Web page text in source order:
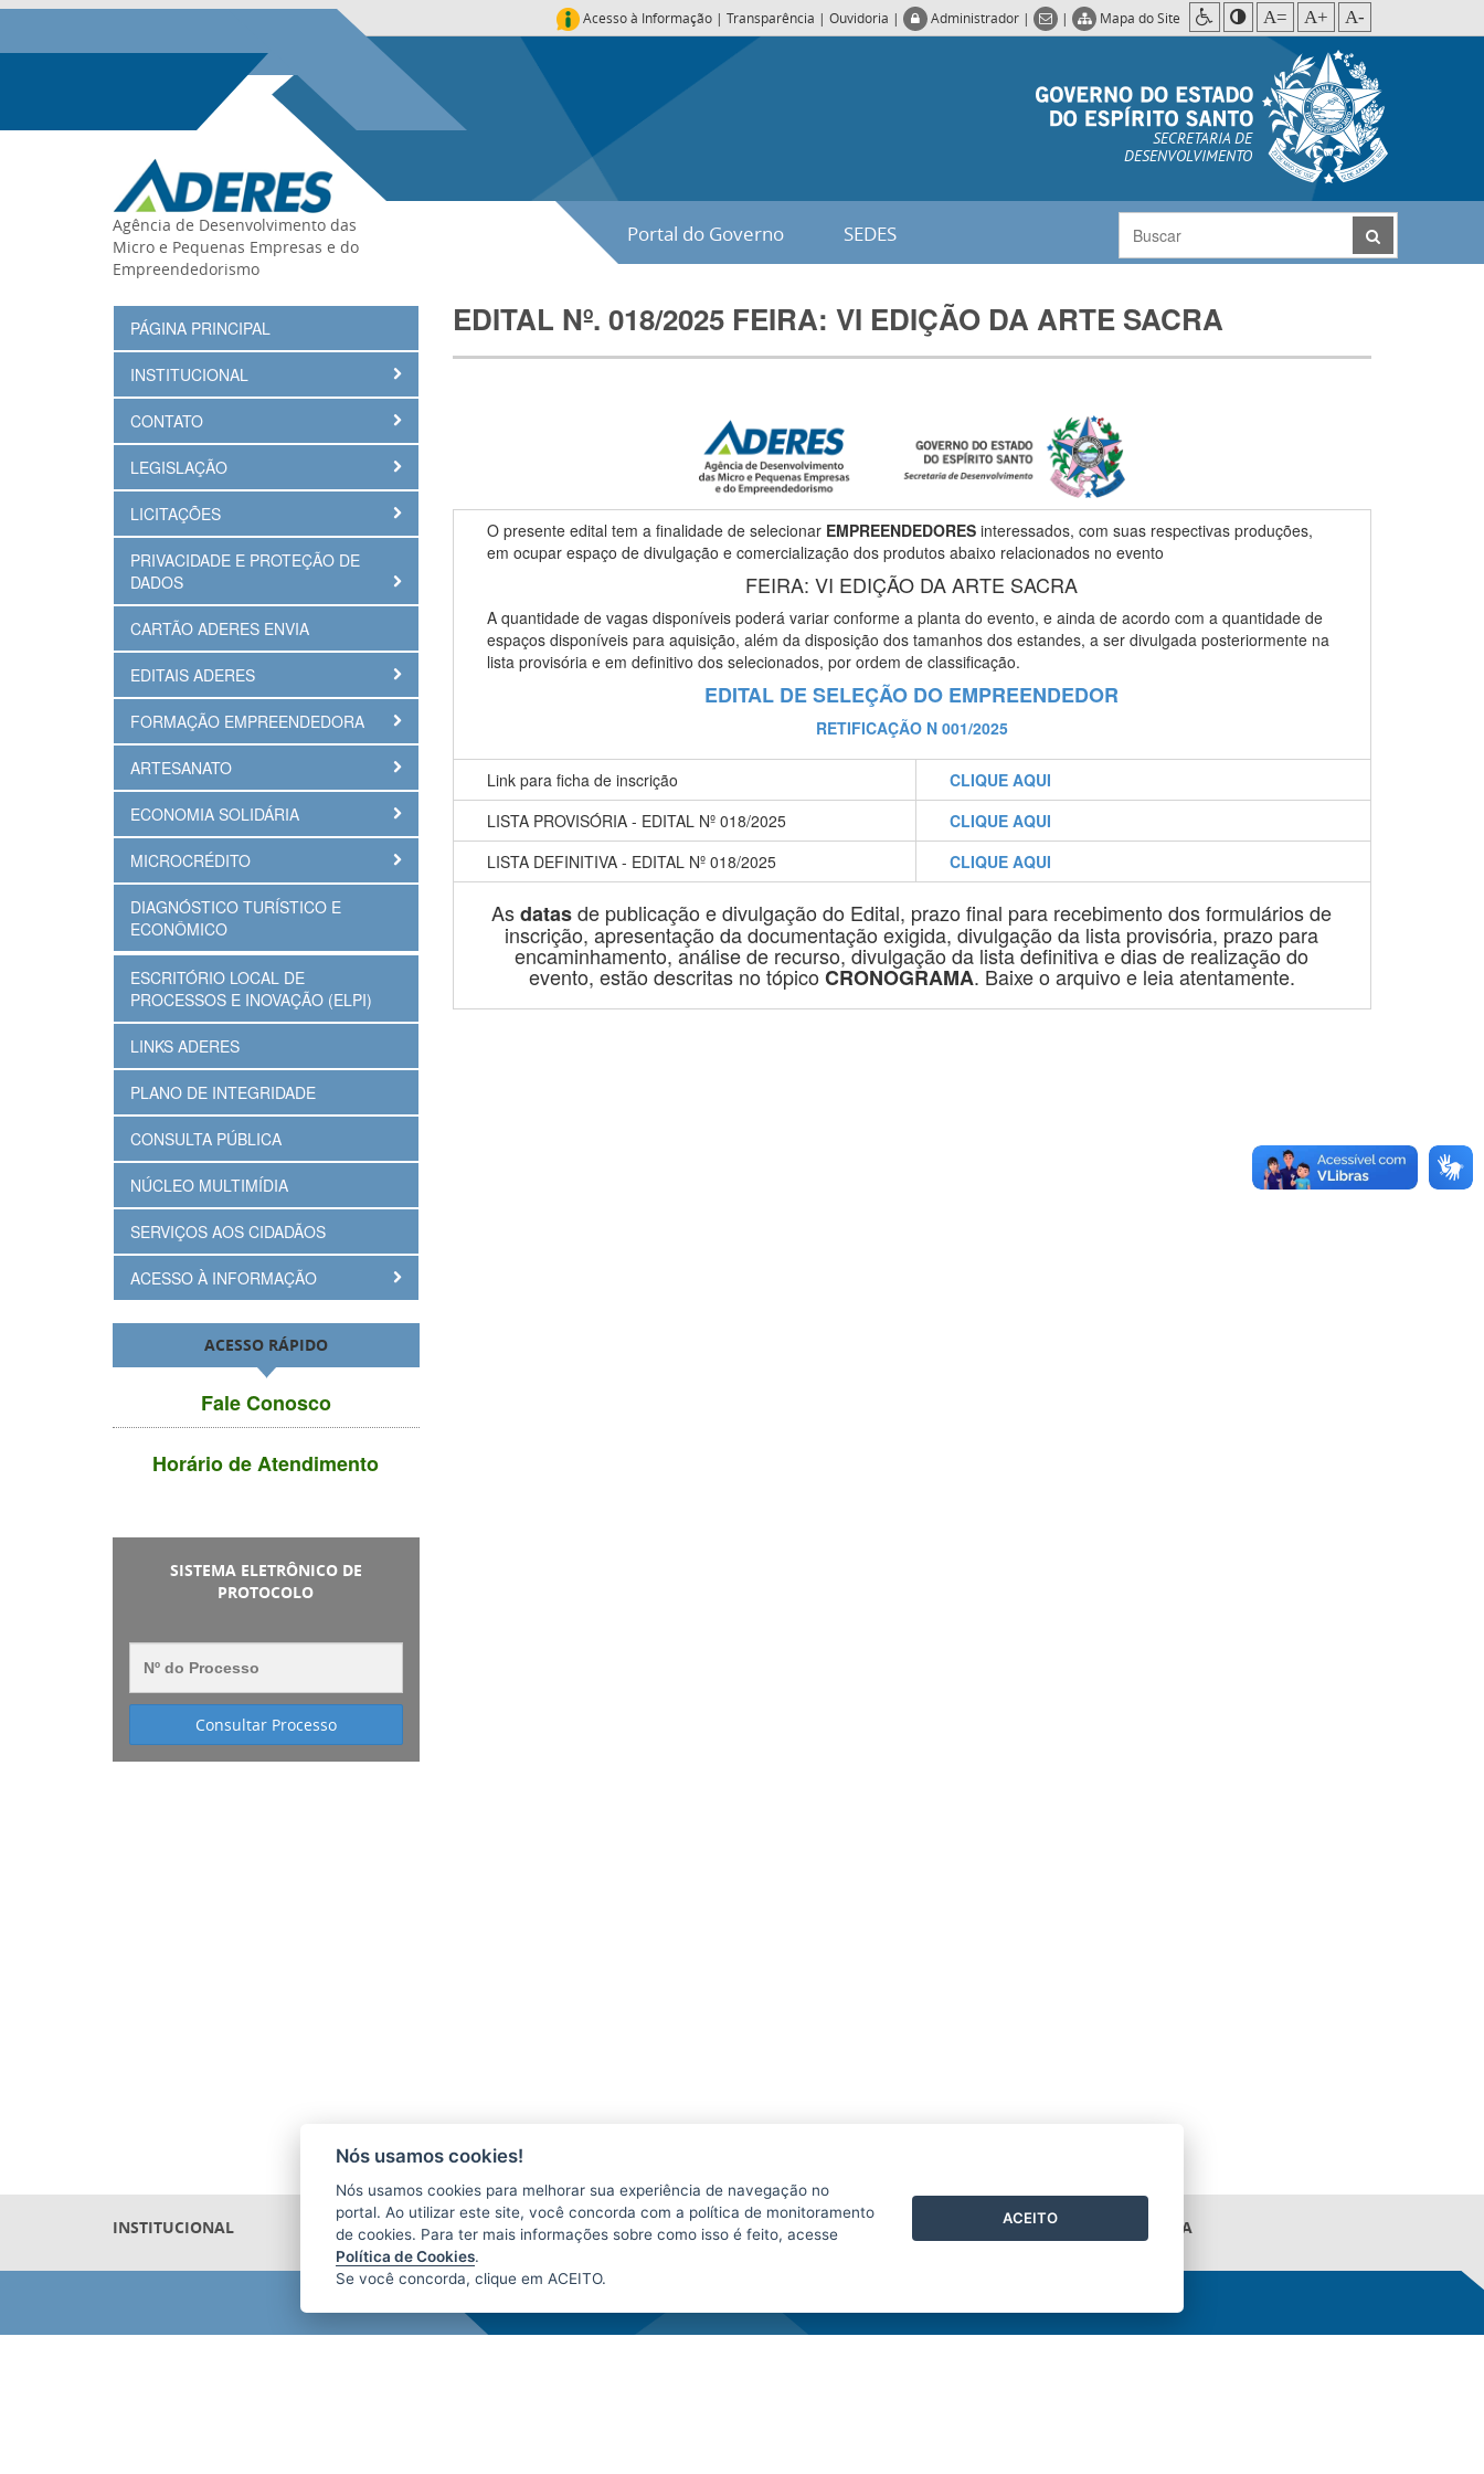
Acesso à Informação | Transparência | Ouvidoria | Administrador | | Mapa do Site A= A+ A-
SECRETARIA DE
DESENVOLVIMENTO
Portal do Governo SEDES
Agência de Desenvolvimento das
Micro e Pequenas Empresas e do
Empreendedorismo
PÁGINA PRINCIPAL
INSTITUCIONAL
CONTATO
LEGISLAÇÃO
LICITAÇÕES
PRIVACIDADE E PROTEÇÃO DE
DADOS
CARTÃO ADERES ENVIA
EDITAIS ADERES
FORMAÇÃO EMPREENDEDORA
ARTESANATO
ECONOMIA SOLIDÁRIA
MICROCRÉDITO
DIAGNÓSTICO TURÍSTICO E
ECONÔMICO
ESCRITÓRIO LOCAL DE
PROCESSOS E INOVAÇÃO (ELPI)
LINKS ADERES
PLANO DE INTEGRIDADE
CONSULTA PÚBLICA
NÚCLEO MULTIMÍDIA
SERVIÇOS AOS CIDADÃOS
ACESSO À INFORMAÇÃO
ACESSO RÁPIDO
Fale Conosco
Horário de Atendimento
SISTEMA ELETRÔNICO DE
PROTOCOLO
Consultar Processo
EDITAL Nº. 018/2025 FEIRA: VI EDIÇÃO DA ARTE SACRA
O presente edital tem a finalidade de selecionar EMPREENDEDORESinteressados, com suas respectivas produções,
em ocupar espaço de divulgação e comercialização dos produtos abaixo relacionados no evento
FEIRA: VI EDIÇÃO DA ARTE SACRA
A quantidade de vagas disponíveis poderá variar conforme a planta do evento, e ainda de acordo com a quantidade de
espaços disponíveis para aquisição, além da disposição dos tamanhos dos estandes, a ser divulgada posteriormente na
lista provisória e em definitivo dos selecionados, por ordem de classificação.
EDITAL DE SELEÇÃO DO EMPREENDEDOR
RETIFICAÇÃO N 001/2025
Link para ficha de inscrição
CLIQUE AQUI
LISTA PROVISÓRIA - EDITAL Nº 018/2025
CLIQUE AQUI
LISTA DEFINITIVA - EDITAL Nº 018/2025
CLIQUE AQUI
Asdatasde publicação e divulgação do Edital, prazo final para recebimento dos formulários de
inscrição, apresentação da documentação exigida, divulgação da lista provisória, prazo para
encaminhamento, análise de recurso, divulgação da lista definitiva e dias de realização do
evento, estão descritas no tópico CRONOGRAMA. Baixe o arquivo e leia atentamente.
INSTITUCIONAL LICITAÇÕES PORTAL DA TRANSPARÊNCIA
Nós usamos cookies!
Nós usamos cookies para melhorar sua experiência de navegação no
portal. Ao utilizar este site, você concorda com a política de monitoramento
de cookies. Para ter mais informações sobre como isso é feito, acesse
Política de Cookies.
Se você concorda, clique em ACEITO.
ACEITO